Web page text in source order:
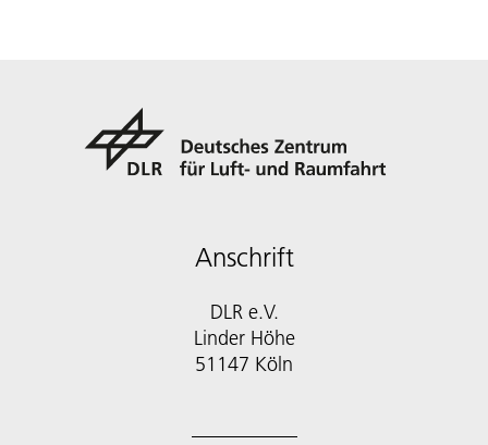
Anschrift
DLR e.V.
Linder Höhe
51147 Köln